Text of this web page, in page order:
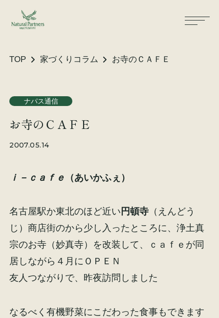
TOP 家づくりコラム お寺のＣＡＦＥ
ナパス通信
お寺のＣＡＦＥ
2007.05.14
ｉ－ｃａｆｅ （あいかふぇ）
名古屋駅か東北のほど近い 円頓寺 （えんどう
じ）商店街のから少し入ったところに、浄土真
宗のお寺（妙真寺）を改装して、ｃａｆｅが同
居しながら４月にＯＰＥＮ
友人つながりで、昨夜訪問しました
なるべく有機野菜にこだわった食事もできます
大工が建てる家
気候風土適応住宅
性能・素材
リノベーション
施工事例 お客様の声